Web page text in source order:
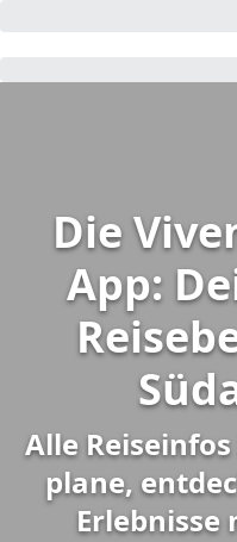
Die
App:
Alle
plane,
Erlebnisse